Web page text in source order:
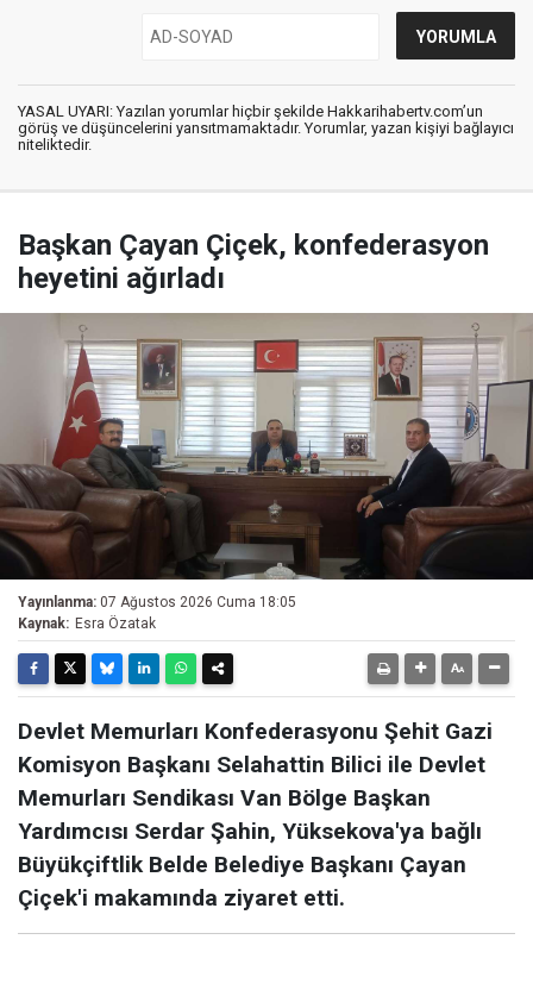
YASAL UYARI: Yazılan yorumlar hiçbir şekilde Hakkarihabertv.com’un
görüş ve düşüncelerini yansıtmamaktadır. Yorumlar, yazan kişiyi bağlayıcı
niteliktedir.
Başkan Çayan Çiçek, konfederasyon
heyetini ağırladı
Yayınlanma: 07 Ağustos 2026 Cuma 18:05
Kaynak: Esra Özatak
Devlet Memurları Konfederasyonu Şehit Gazi
Komisyon Başkanı Selahattin Bilici ile Devlet
Memurları Sendikası Van Bölge Başkan
Yardımcısı Serdar Şahin, Yüksekova'ya bağlı
Büyükçiftlik Belde Belediye Başkanı Çayan
Çiçek'i makamında ziyaret etti.